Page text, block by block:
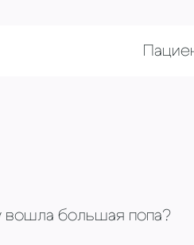
вошла большая попа?